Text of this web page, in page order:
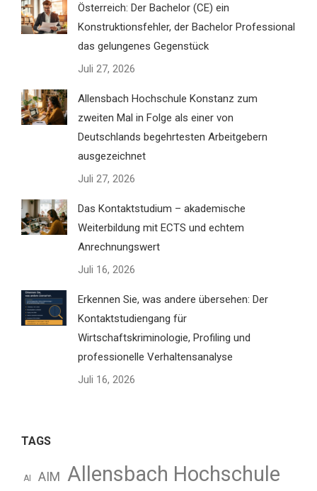
Österreich: Der Bachelor (CE) ein
Konstruktionsfehler, der Bachelor Professional
das gelungenes Gegenstück
Juli 27, 2026
Allensbach Hochschule Konstanz zum
zweiten Mal in Folge als einer von
Deutschlands begehrtesten Arbeitgebern
ausgezeichnet
Juli 27, 2026
Das Kontaktstudium – akademische
Weiterbildung mit ECTS und echtem
Anrechnungswert
Juli 16, 2026
Erkennen Sie, was andere übersehen: Der
Kontaktstudiengang für
Wirtschaftskriminologie, Profiling und
professionelle Verhaltensanalyse
Juli 16, 2026
TAGS
AI AIM Allensbach Hochschule